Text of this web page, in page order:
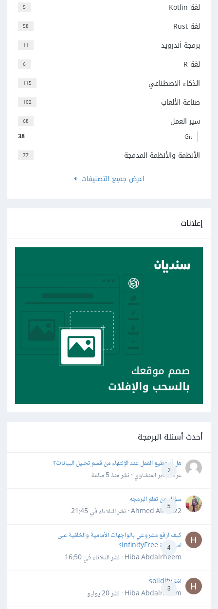
5 لغة Kotlin
58 لغة Rust
11 برمجة أندرويد
6 لغة R
115 الذكاء الاصطناعي
102 صناعة الألعاب
68 سير العمل
38 Git
77
الأنظمة والأنظمة المدمجة
اعرض جميع التصنيفات
إعلانات
أحدث أسئلة البرمجة
2
هل أستطيع العمل عند الإنتهاء من قسم تحليل البيانات؟
عرفه جابر المنشاوي · نشرمنذ 5 ساعة
5
سؤال عن تعلم البرمجه
Ahmed Alhafiz2 · نشر
الثلاثاء في 21:45
4
كيف ارفع مشروعي بالواجهات الأمامية والخلفية على
استضافة InfinityFree؟
Hiba Abdalrheem · نشر
الثلاثاء في 16:50
3
لغة solidity
Hiba Abdalrheem · نشر
20 يوليو